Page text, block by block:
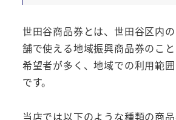
世田谷商品券とは、世田谷区内
舗で使える地域振興商品券のこ
希望者が多く、地域での利用範
です。
当店では以下のような種類の商